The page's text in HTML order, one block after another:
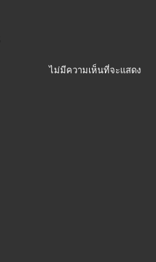
ไม่มีความเห็นที่จะแสดง